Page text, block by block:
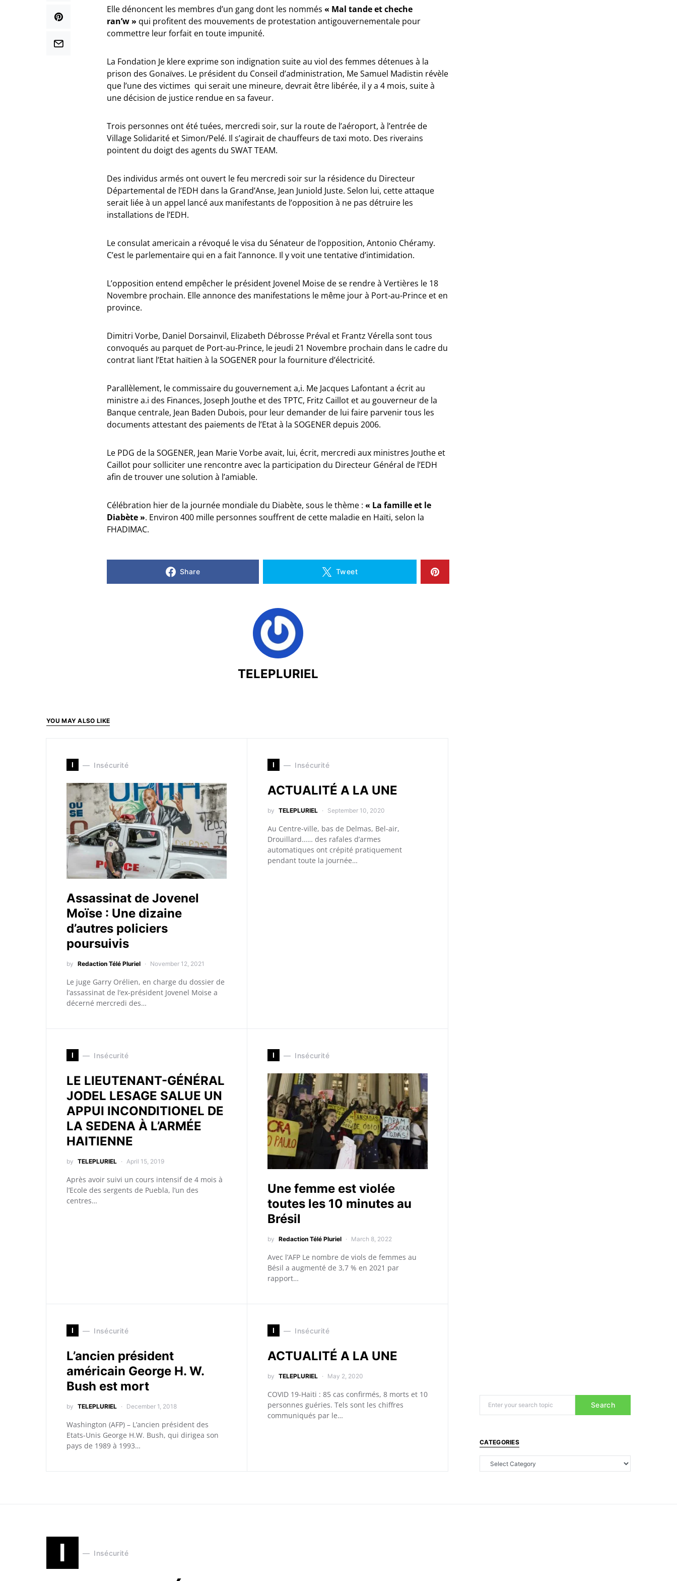
Elle dénoncent les membres d’un gang dont les nommés « Mal tande et cheche
ran’w » qui profitent des mouvements de protestation antigouvernementale pour
commettre leur forfait en toute impunité.
La Fondation Je klere exprime son indignation suite au viol des femmes détenues à la
prison des Gonaïves. Le président du Conseil d’administration, Me Samuel Madistin révèle
que l’une des victimes qui serait une mineure, devrait être libérée, il y a 4 mois, suite à
une décision de justice rendue en sa faveur.
Trois personnes ont été tuées, mercredi soir, sur la route de l’aéroport, à l’entrée de
Village Solidarité et Simon/Pelé. Il s’agirait de chauffeurs de taxi moto. Des riverains
pointent du doigt des agents du SWAT TEAM.
Des individus armés ont ouvert le feu mercredi soir sur la résidence du Directeur
Départemental de l’EDH dans la Grand’Anse, Jean Juniold Juste. Selon lui, cette attaque
serait liée à un appel lancé aux manifestants de l’opposition à ne pas détruire les
installations de l’EDH.
Le consulat americain a révoqué le visa du Sénateur de l’opposition, Antonio Chéramy.
C’est le parlementaire qui en a fait l’annonce. Il y voit une tentative d’intimidation.
L’opposition entend empêcher le président Jovenel Moise de se rendre à Vertières le 18
Novembre prochain. Elle annonce des manifestations le même jour à Port-au-Prince et en
province.
Dimitri Vorbe, Daniel Dorsainvil, Elizabeth Débrosse Préval et Frantz Vérella sont tous
convoqués au parquet de Port-au-Prince, le jeudi 21 Novembre prochain dans le cadre du
contrat liant l’Etat haïtien à la SOGENER pour la fourniture d’électricité.
Parallèlement, le commissaire du gouvernement a,i. Me Jacques Lafontant a écrit au
ministre a.i des Finances, Joseph Jouthe et des TPTC, Fritz Caillot et au gouverneur de la
Banque centrale, Jean Baden Dubois, pour leur demander de lui faire parvenir tous les
documents attestant des paiements de l’Etat à la SOGENER depuis 2006.
Le PDG de la SOGENER, Jean Marie Vorbe avait, lui, écrit, mercredi aux ministres Jouthe et
Caillot pour solliciter une rencontre avec la participation du Directeur Général de l’EDH
afin de trouver une solution à l’amiable.
Célébration hier de la journée mondiale du Diabète, sous le thème : « La famille et le
Diabète ». Environ 400 mille personnes souffrent de cette maladie en Haïti, selon la
FHADIMAC.
Share Tweet
TELEPLURIEL
YOU MAY ALSO LIKE
I Insécurité
Assassinat de Jovenel
Moïse : Une dizaine
d’autres policiers
poursuivis
by Redaction Télé Pluriel November 12, 2021
Le juge Garry Orélien, en charge du dossier de
l’assassinat de l’ex-président Jovenel Moise a
décerné mercredi des…
I Insécurité
ACTUALITÉ A LA UNE
by TELEPLURIEL September 10, 2020
Au Centre-ville, bas de Delmas, Bel-air,
Drouillard…… des rafales d’armes
automatiques ont crépité pratiquement
pendant toute la journée…
I Insécurité
LE LIEUTENANT-GÉNÉRAL
JODEL LESAGE SALUE UN
APPUI INCONDITIONEL DE
LA SEDENA À L’ARMÉE
HAITIENNE
by TELEPLURIEL April 15, 2019
Après avoir suivi un cours intensif de 4 mois à
l’Ecole des sergents de Puebla, l’un des
centres…
I Insécurité
Une femme est violée
toutes les 10 minutes au
Brésil
by Redaction Télé Pluriel March 8, 2022
Avec l’AFP Le nombre de viols de femmes au
Bésil a augmenté de 3,7 % en 2021 par
rapport…
I Insécurité
L’ancien président
américain George H. W.
Bush est mort
by TELEPLURIEL December 1, 2018
Washington (AFP) – L’ancien président des
Etats-Unis George H.W. Bush, qui dirigea son
pays de 1989 à 1993…
I Insécurité
ACTUALITÉ A LA UNE
by TELEPLURIEL May 2, 2020
COVID 19-Haiti : 85 cas confirmés, 8 morts et 10
personnes guéries. Tels sont les chiffres
communiqués par le…
Search
CATEGORIES
I Insécurité